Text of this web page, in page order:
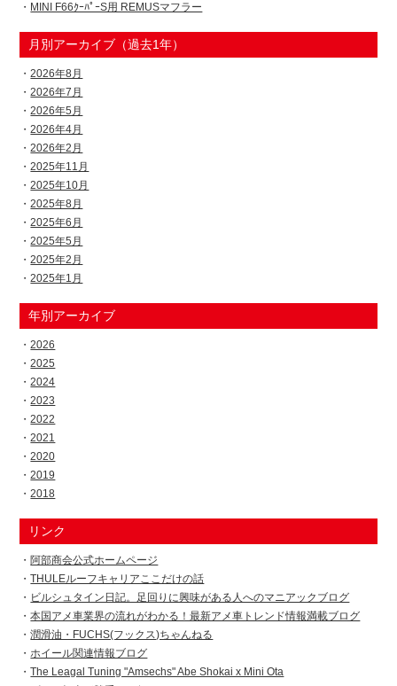
MINI F66ｸｰﾊﾟｰS用 REMUSマフラー
月別アーカイブ（過去1年）
2026年8月
2026年7月
2026年5月
2026年4月
2026年2月
2025年11月
2025年10月
2025年8月
2025年6月
2025年5月
2025年2月
2025年1月
年別アーカイブ
2026
2025
2024
2023
2022
2021
2020
2019
2018
リンク
阿部商会公式ホームページ
THULEルーフキャリアここだけの話
ビルシュタイン日記。足回りに興味がある人へのマニアックブログ
本国アメ車業界の流れがわかる！最新アメ車トレンド情報満載ブログ
潤滑油・FUCHS(フックス)ちゃんねる
ホイール関連情報ブログ
The Leagal Tuning "Amsechs" Abe Shokai x Mini Ota